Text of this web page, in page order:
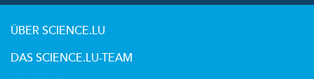
ÜBER SCIENCE.LU
DAS SCIENCE.LU-TEAM